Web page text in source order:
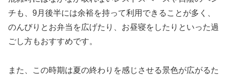
チも、9月後半には余裕を持って利用できることが多く、
のんびりとお弁当を広げたり、お昼寝をしたりといった過
ごし方もおすすめです。
また、この時期は夏の終わりを感じさせる景色が広がるた